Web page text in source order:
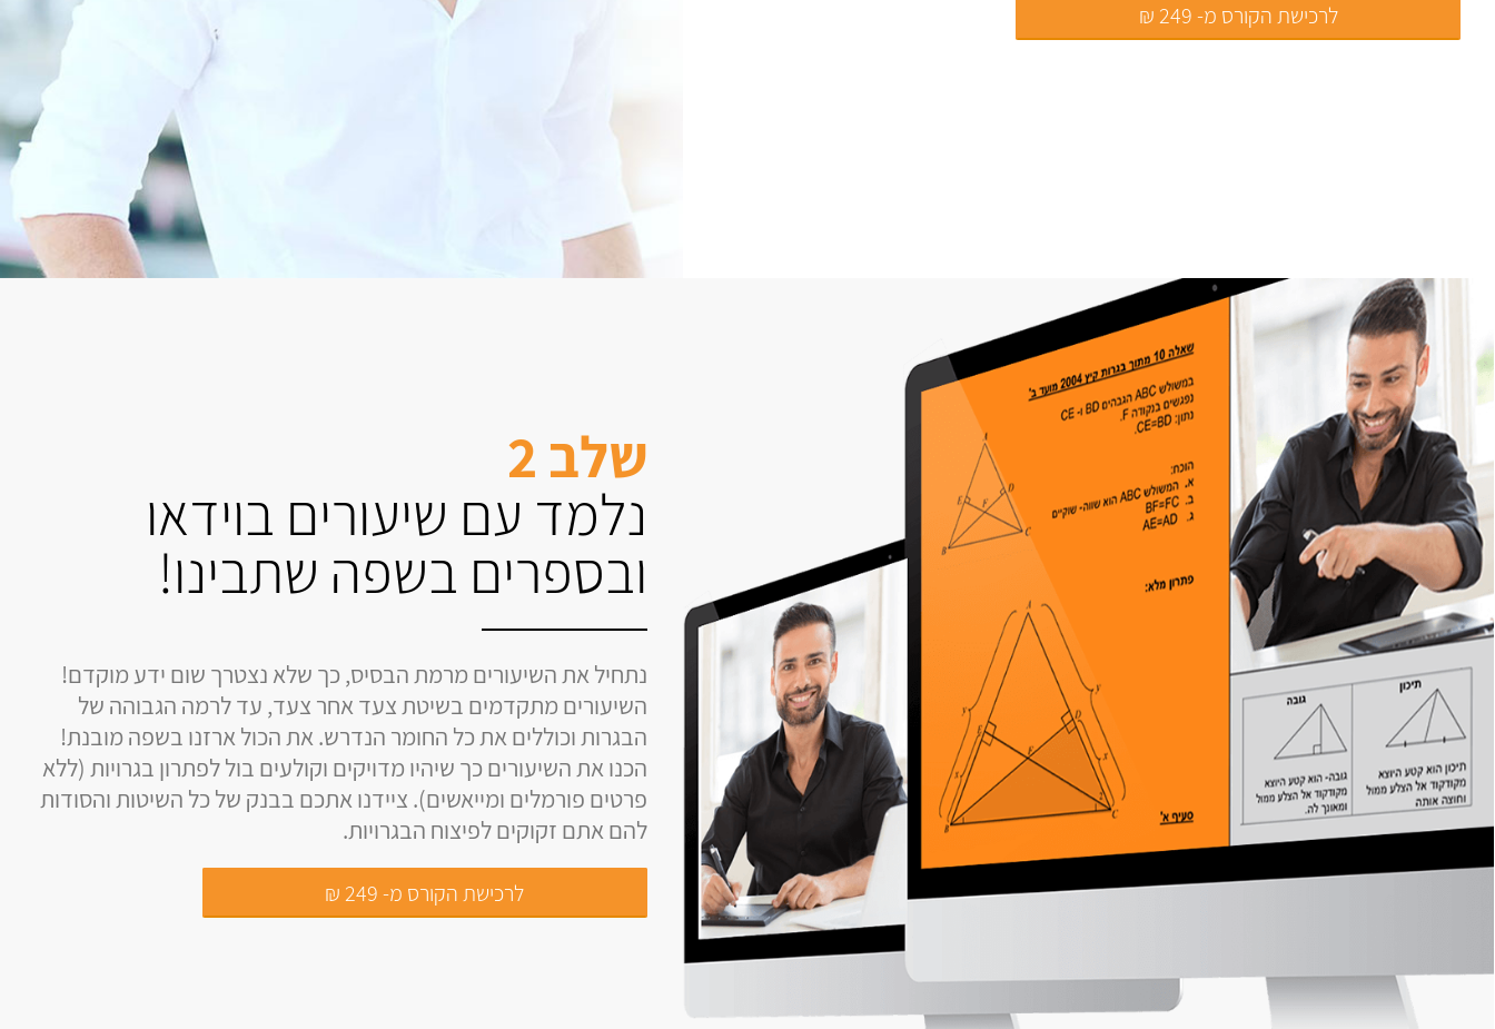
לרכישת הקורס מ- 249 ₪
שלב 2
נלמד עם שיעורים בוידאו
ובספרים בשפה שתבינו!
נתחיל את השיעורים מרמת הבסיס, כך שלא נצטרך שום ידע מוקדם!
השיעורים מתקדמים בשיטת צעד אחר צעד, עד לרמה הגבוהה של
הבגרות וכוללים את כל החומר הנדרש. את הכול ארזנו בשפה מובנת!
הכנו את השיעורים כך שיהיו מדויקים וקולעים בול לפתרון בגרויות (ללא
פרטים פורמלים ומייאשים). ציידנו אתכם בבנק של כל השיטות והסודות
להם אתם זקוקים לפיצוח הבגרויות.
לרכישת הקורס מ- 249 ₪